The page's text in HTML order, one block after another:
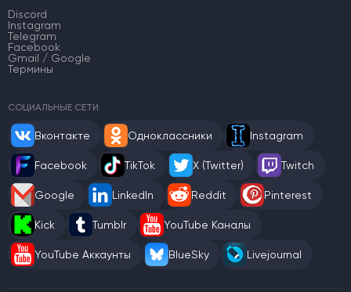
Discord
Instagram
Telegram
Facebook
Gmail / Google
Термины
СОЦИАЛЬНЫЕ СЕТИ
Вконтакте Одноклассники Instagram
Facebook TikTok X (Twitter) Twitch
Google LinkedIn Reddit Pinterest
Kick Tumblr YouTube Каналы
YouTube Аккаунты BlueSky Livejournal